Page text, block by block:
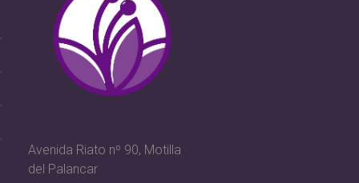
Avenida Riato nº 90, Motilla
del Palancar